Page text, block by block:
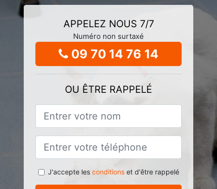
APPELEZ NOUS 7/7
Numéro non surtaxé
09 70 14 76 14
OU ÊTRE RAPPELÉ
J'accepte les conditionset d'être rappelé